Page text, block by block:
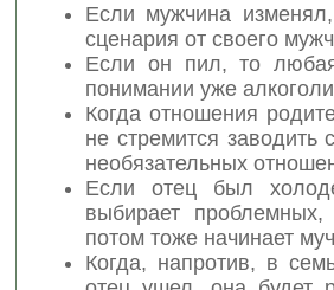
Если мужчина
сценария от своего
Если он пил, то
понимании уже
Когда отношения
не стремится заводить
необязательных
Если отец был
выбирает
потом тоже начинает
Когда, напротив, в